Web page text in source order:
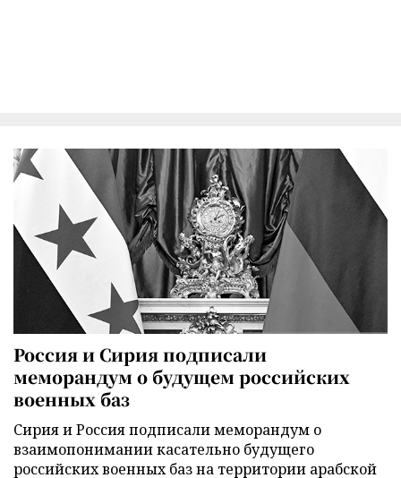
Россия и Сирия подписали
меморандум о будущем российских
военных баз
Сирия и Россия подписали меморандум о
взаимопонимании касательно будущего
российских военных баз на территории арабской